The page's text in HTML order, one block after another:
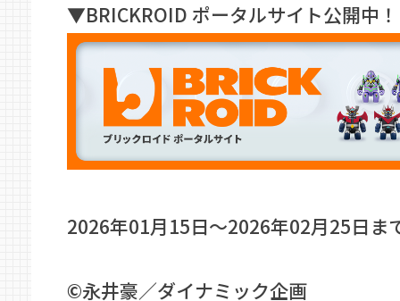
▼BRICKROID ポータルサイト公開中！
2026年01月15日〜2026年02月25日ま
©永井豪／ダイナミック企画